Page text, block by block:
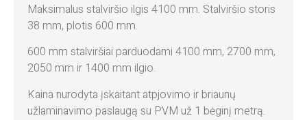
Maksimalus stalviršio ilgis 4100 mm. Stalviršio storis
38 mm, plotis 600 mm.
600 mm stalviršiai parduodami 4100 mm, 2700 mm,
2050 mm ir 1400 mm ilgio.
Kaina nurodyta įskaitant atpjovimo ir briaunų
užlaminavimo paslaugą su PVM už 1 bėginį metrą.